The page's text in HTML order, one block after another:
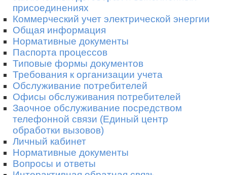
присоединениях
Коммерческий учет электрической энергии
Общая информация
Нормативные документы
Паспорта процессов
Типовые формы документов
Требования к организации учета
Обслуживание потребителей
Офисы обслуживания потребителей
Заочное обслуживание посредством
телефонной связи (Единый центр
обработки вызовов)
Личный кабинет
Нормативные документы
Вопросы и ответы